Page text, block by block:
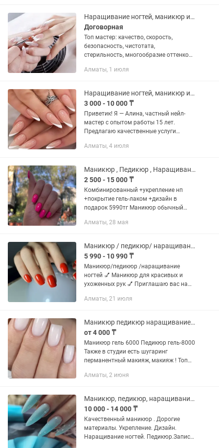
— 2.000...
Наращивание ногтей, маникюр и педикюр
Договорная
Топ мастер: качество, скорость,
безопасность, чистотата,
стерильность, многообразие оттенков,
5000, смарт педикюр от 7000,
информация...
Алматы, 1 июля
Наращивание ногтей, маникюр и педикюр.
3 000 - 10 000 ₸
Приветик! Я — Алина, частный нейл-
мастер с опытом работы 15 лет.
Предлагаю качественные услуги
выполнить у вас дома или принять у
Алматы, 4 июля
Маникюр , Педикюр , Наращивание ногтей
2 500 - 15 000 ₸
Комбинированный +укрепление нп
+покрытие гель-лаком +дизайн в
подарок 5990тг Маникюр обычный
Педикюр обычный 5000тг Педикюр +
Алматы, 28 мая
Маникюр / педикюр/ наращивание ногтей
5 990 - 10 990 ₸
Маникюр/педикюр /наращивание
ногтей 💅 Маникюр для красивых и
ухоженных рук 💅 Приглашаю вас на
комфортной обстановке 🌸 ✨ В работе:
Алматы, 21 июля
Маникюр педикюр наращивание ногтей
от 4 000 ₸
Маникюр гель 6000 Педикюр гель-8000
Также в студии есть шугаринг
перманентный макияж, макияж ! Топ
Алматы, 2 июня
Маникюр, педикюр, наращивание ногтей.
10 000 - 14 000 ₸
Качественный маникюр . Дорогие
материалы. Укрепление. Дизайн.
Наращивание ногтей. Педикюр.Запись